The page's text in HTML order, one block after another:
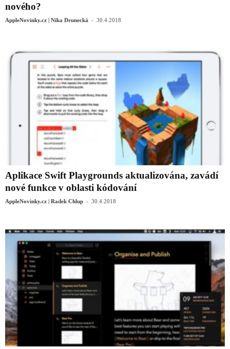
nového?
AppleNovinky.cz | Nika Drunecká - 30.4.2018
Aplikace Swift Playgrounds aktualizována, zavádí
nové funkce v oblasti kódování
AppleNovinky.cz | Radek Chlup - 30.4.2018